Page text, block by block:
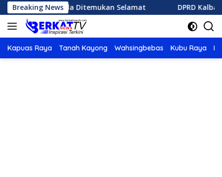
Langsung
ke
konten
Breaking News
Karhutla Ditemukan Selamat DPRD Kalbar
Kapuas Raya Tanah Kayong Wahsingbebas Kubu Raya